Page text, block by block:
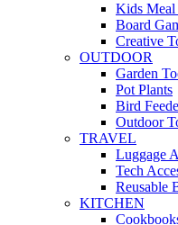
Kids Meal
Board
Creative
OUTDOOR
Garden
Pot Plants
Bird
Outdoor
TRAVEL
Luggage
Tech
Reusable
KITCHEN